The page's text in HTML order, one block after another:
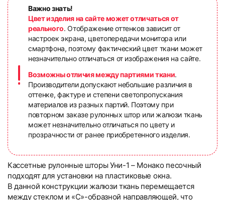
Важно знать!
Цвет изделия на сайте может отличаться от
реального. Отображение оттенков зависит от
настроек экрана, цветопередачи монитора или
смартфона, поэтому фактический цвет ткани может
незначительно отличаться от изображения на сайте.
Возможны отличия между партиями ткани.
Производители допускают небольшие различия в
оттенке, фактуре и степени светопропускания
материалов из разных партий. Поэтому при
повторном заказе рулонных штор или жалюзи ткань
может незначительно отличаться по цвету и
прозрачности от ранее приобретенного изделия.
Кассетные рулонные шторы Уни-1 – Монако песочный
подходят для установки на пластиковые окна.
В данной конструкции жалюзи ткань перемещается
между стеклом и «С»-образной направляющей, что